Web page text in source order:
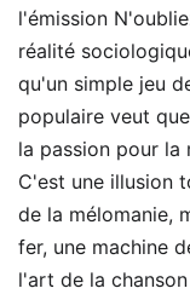
l'émission
réalité
qu'un simple jeu
populaire veut
la passion pour la
C'est une illusion
de la mélomanie,
fer, une machine
l'art de la